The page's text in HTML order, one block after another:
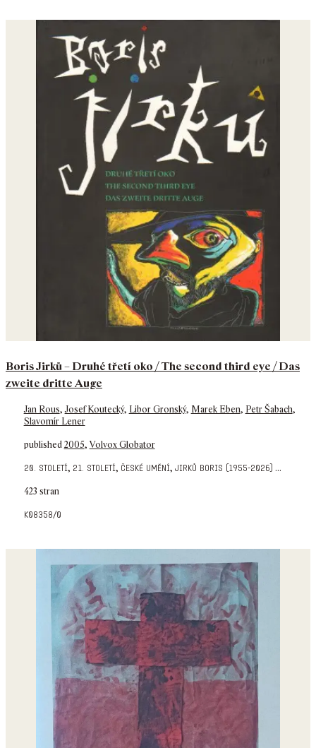
Boris Jirků – Druhé třetí oko / The second third eye / Das
zweite dritte Auge
Jan Rous,Josef Koutecký, Libor Gronský, Marek Eben, Petr Šabach,
Slavomír Lener
published 2005, Volvox Globator
20. století, 21. století, české umění, jirků boris (1955-2026) ...
423 stran
k08358/0